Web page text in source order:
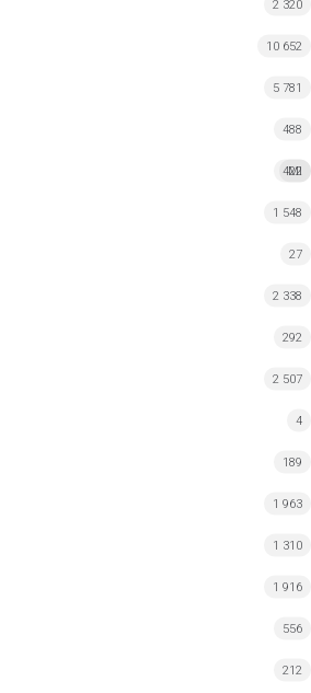
2 320
10 652
5 781
488
MI
422
1 548
27
2 338
292
2 507
4
189
1 963
1 310
1 916
556
212